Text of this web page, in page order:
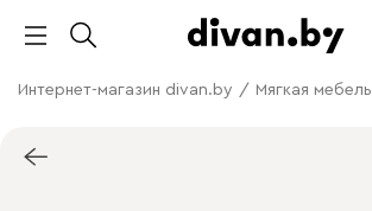
Интернет-магазин divan.by / Мягкая мебель